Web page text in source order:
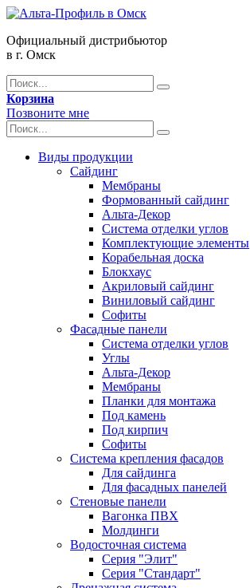
Официальный дистрибьютор
в г. Омск
Корзина
Позвоните мне
Виды продукции
Сайдинг
Мембраны
Формованный сайдинг
Альта-Декор
Система отделки углов
Комплектующие элементы
Корабельная доска
Блокхаус
Акриловый сайдинг
Виниловый сайдинг
Софиты
Фасадные панели
Система отделки углов
Углы
Альта-Декор
Мембраны
Планки для монтажа
Под камень
Под кирпич
Софиты
Система крепления фасадов
Для сайдинга
Для фасадных панелей
Стеновые панели
Вагонка ПВХ
Молдинги
Водосточная система
Серия "Элит"
Серия "Стандарт"